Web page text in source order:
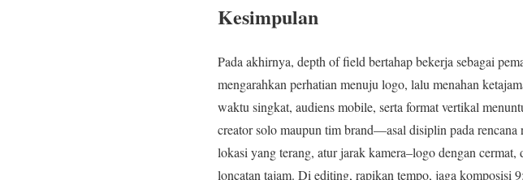
Kesimpulan
Pada akhirnya, depth of field bertahap bekerja sebagai
mengarahkan perhatian menuju logo, lalu menahan
waktu singkat, audiens mobile, serta format vertikal
creator solo maupun tim brand—asal disiplin pada
lokasi yang terang, atur jarak kamera–logo dengan
loncatan tajam. Di editing, rapikan tempo, jaga komposisi